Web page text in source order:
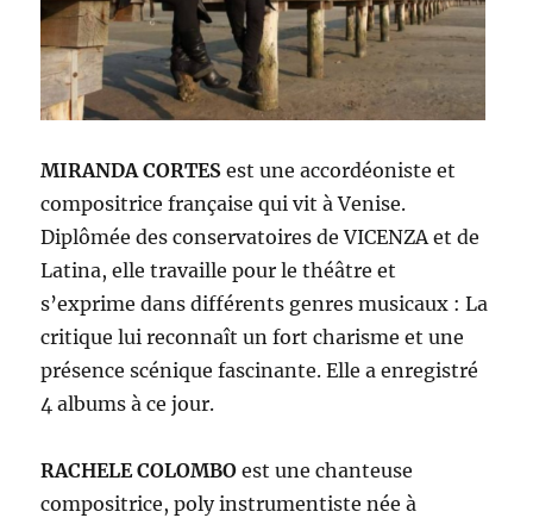
MIRANDA CORTES est une accordéoniste et
compositrice française qui vit à Venise.
Diplômée des conservatoires de VICENZA et de
Latina, elle travaille pour le théâtre et
s’exprime dans différents genres musicaux : La
critique lui reconnaît un fort charisme et une
présence scénique fascinante. Elle a enregistré
4 albums à ce jour.
RACHELE COLOMBO est une chanteuse
compositrice, poly instrumentiste née à